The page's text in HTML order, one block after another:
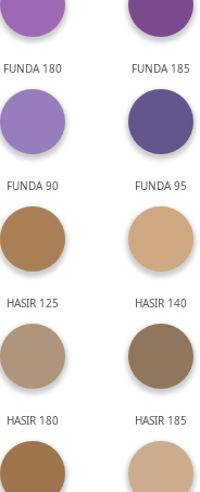
FUNDA 180 FUNDA 185
FUNDA 90 FUNDA 95
HASIR 125 HASIR 140
HASIR 180 HASIR 185